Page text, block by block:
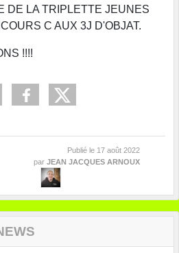
DE LA TRIPLETTE JEUNES
C AUX 3J D'OBJAT.
!!!!
Publié le 17 août 2022
par JEAN JACQUES ARNOUX